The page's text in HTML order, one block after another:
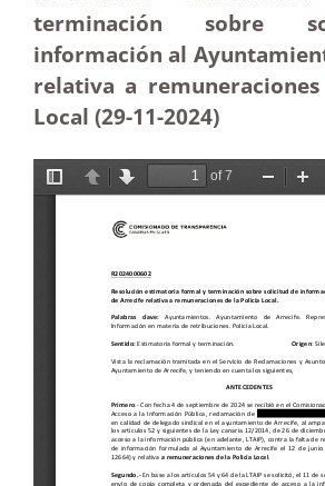
terminación sobre
información al
relativa a
Local (29-11-2024)